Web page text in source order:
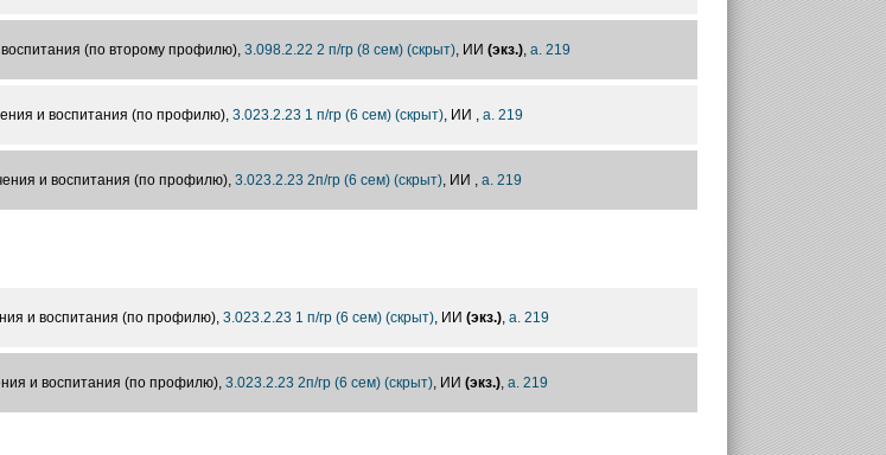
(по второму профилю), 3.098.2.22 2 п/гр (8 сем) (скрыт) , ИИ (экз.) а. 219
и воспитания (по профилю), 3.023.2.23 1 п/гр (6 сем) (скрыт) , ИИ , а. 219
и воспитания (по профилю), 3.023.2.23 2п/гр (6 сем) (скрыт), ИИ , а. 219
и воспитания (по профилю), 3.023.2.23 1 п/гр (6 сем) (скрыт) , ИИ (экз.) а. 219
и воспитания (по профилю), 3.023.2.23 2п/гр (6 сем) (скрыт), ИИ (экз.), а. 219